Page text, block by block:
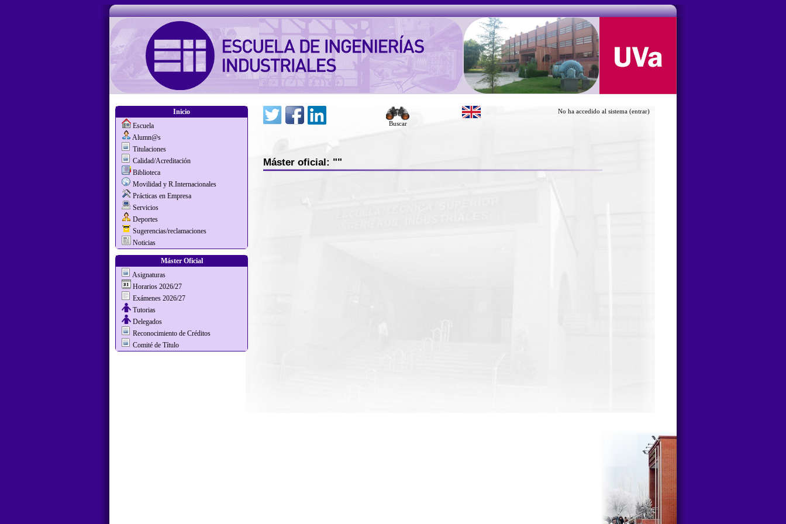
Inicio
Escuela
Alumn@s
Titulaciones
Calidad/Acreditación
Biblioteca
Movilidad y R.Internacionales
Prácticas en Empresa
Servicios
Deportes
Sugerencias/reclamaciones
Noticias
Máster Oficial
Asignaturas
Horarios 2026/27
Exámenes 2026/27
Tutorias
Delegados
Reconocimiento de Créditos
Comité de Título
Buscar
No ha accedido al sistema (entrar)
Máster oficial: ""